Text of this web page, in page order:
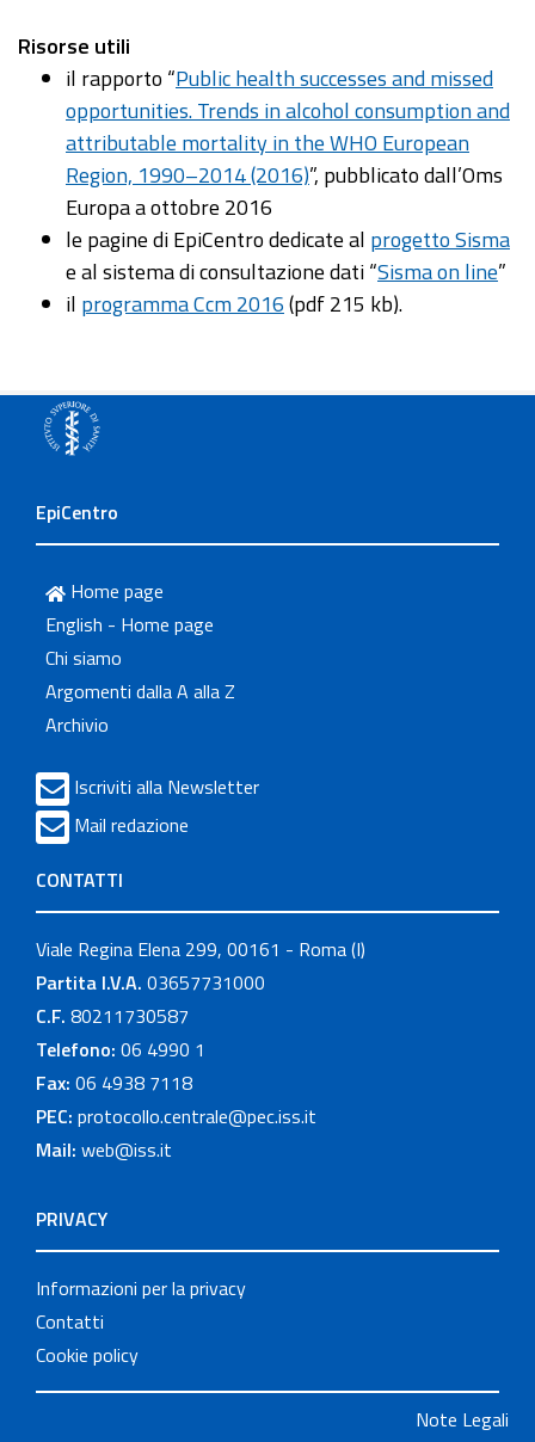
Risorse utili
il rapporto “Public health successes and missed
opportunities. Trends in alcohol consumption and
attributable mortality in the WHO European
Region, 1990–2014 (2016)”, pubblicato dall’Oms
Europa a ottobre 2016
le pagine di EpiCentro dedicate al progetto Sisma
e al sistema di consultazione dati “Sisma on line”
il programma Ccm 2016(pdf 215 kb).
EpiCentro
Home page
English - Home page
Chi siamo
Argomenti dalla A alla Z
Archivio
Iscriviti alla Newsletter
Mail redazione
CONTATTI
Viale Regina Elena 299, 00161 - Roma (I)
Partita I.V.A. 03657731000
C.F. 80211730587
Telefono: 06 4990 1
Fax: 06 4938 7118
PEC: protocollo.centrale@pec.iss.it
Mail: web@iss.it
PRIVACY
Informazioni per la privacy
Contatti
Cookie policy
Note Legali